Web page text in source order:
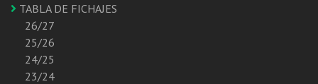
TABLA DE FICHAJES
26/27
25/26
24/25
23/24